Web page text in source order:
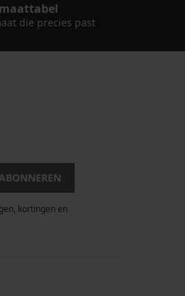
die precies past
kortingen en